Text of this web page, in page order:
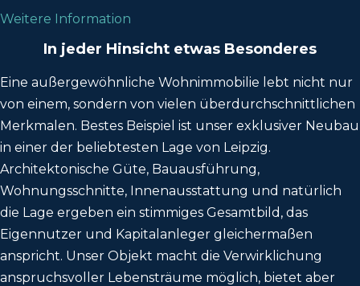
Weitere Information
In jeder Hinsicht etwas Besonderes
Eine außergewöhnliche Wohnimmobilie lebt nicht nur
von einem, sondern von vielen überdurchschnittlichen
Merkmalen. Bestes Beispiel ist unser exklusiver Neubau
in einer der beliebtesten Lage von Leipzig.
Architektonische Güte, Bauausführung,
Wohnungsschnitte, Innenausstattung und natürlich
die Lage ergeben ein stimmiges Gesamtbild, das
Eigennutzer und Kapitalanleger gleichermaßen
anspricht. Unser Objekt macht die Verwirklichung
anspruchsvoller Lebensträume möglich, bietet aber